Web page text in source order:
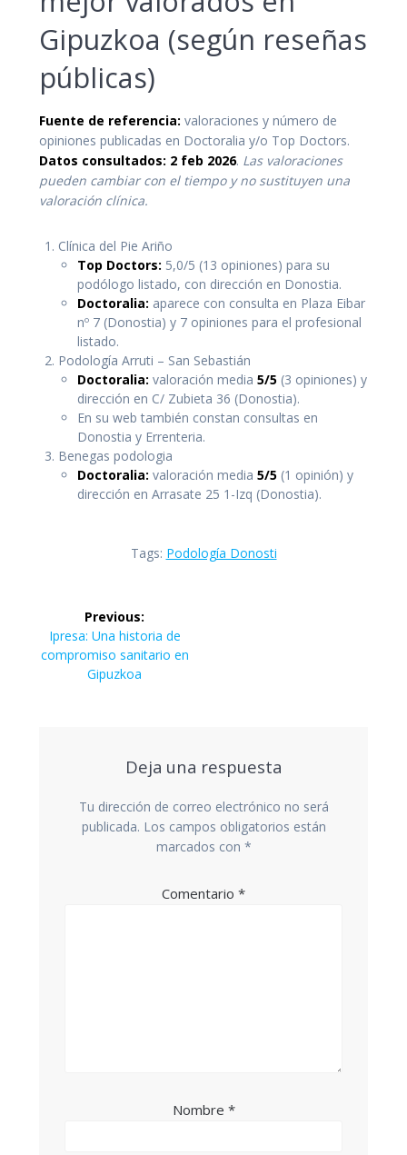
Gipuzkoa (según reseñas
públicas)
Fuente de referencia: valoraciones y número de
opiniones publicadas en Doctoralia y/o Top Doctors.
Datos consultados: 2 feb 2026. Las valoraciones
pueden cambiar con el tiempo y no sustituyen una
valoración clínica.
Clínica del Pie Ariño
Top Doctors: 5,0/5 (13 opiniones) para su
podólogo listado, con dirección en Donostia.
Doctoralia: aparece con consulta en Plaza Eibar
nº 7 (Donostia) y 7 opiniones para el profesional
listado.
Podología Arruti – San Sebastián
Doctoralia: valoración media 5/5 (3 opiniones) y
dirección en C/ Zubieta 36 (Donostia).
En su web también constan consultas en
Donostia y Errenteria.
Benegas podologia
Doctoralia: valoración media 5/5 (1 opinión) y
dirección en Arrasate 25 1-Izq (Donostia).
Tags: Podología Donosti
Navegación
de
entradas
Previous:
Previous
post:
Ipresa: Una historia de
compromiso sanitario en
Gipuzkoa
Deja una respuesta
Tu dirección de correo electrónico no será
publicada. Los campos obligatorios están
marcados con *
Comentario *
Nombre *